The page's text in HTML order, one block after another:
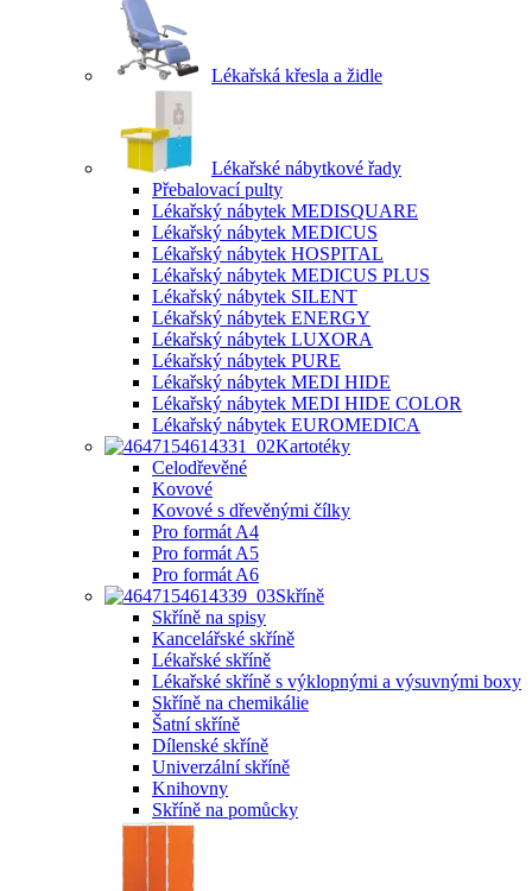
Lékařská křesla a židle
Lékařské nábytkové řady
Přebalovací pulty
Lékařský nábytek MEDISQUARE
Lékařský nábytek MEDICUS
Lékařský nábytek HOSPITAL
Lékařský nábytek MEDICUS PLUS
Lékařský nábytek SILENT
Lékařský nábytek ENERGY
Lékařský nábytek LUXORA
Lékařský nábytek PURE
Lékařský nábytek MEDI HIDE
Lékařský nábytek MEDI HIDE COLOR
Lékařský nábytek EUROMEDICA
Kartotéky
Celodřevěné
Kovové
Kovové s dřevěnými čílky
Pro formát A4
Pro formát A5
Pro formát A6
Skříně
Skříně na spisy
Kancelářské skříně
Lékařské skříně
Lékařské skříně s výklopnými a výsuvnými boxy
Skříně na chemikálie
Šatní skříně
Dílenské skříně
Univerzální skříně
Knihovny
Skříně na pomůcky